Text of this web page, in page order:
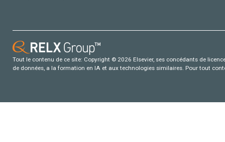
Tout le contenu de ce site: Copyright © 2026 Elsevier, ses concédants de
de données, a la formation en IA et aux technologies similaires. Pour tout